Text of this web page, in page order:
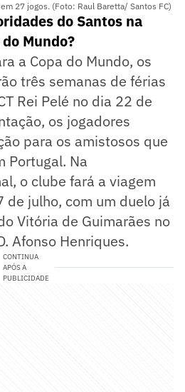
27 jogos. (Foto: Raul Baretta/ Santos FC)
do Santos na
Mundo?
a Copa do Mundo, os
três semanas de férias
Rei Pelé no dia 22 de
os jogadores
para os amistosos que
Portugal. Na
o clube fará a viagem
de julho, com um duelo já
Vitória de Guimarães no
Afonso Henriques.
CONTINUA
APÓS A
PUBLICIDADE